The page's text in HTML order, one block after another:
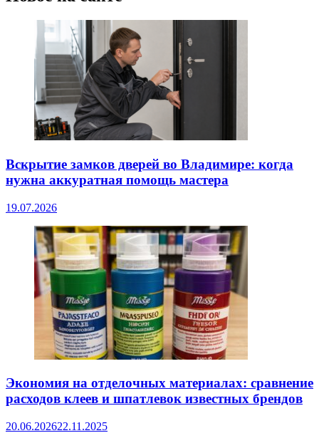
Вскрытие замков дверей во Владимире: когда
нужна аккуратная помощь мастера
19.07.2026
Экономия на отделочных материалах: сравнение
расходов клеев и шпатлевок известных брендов
20.06.202622.11.2025